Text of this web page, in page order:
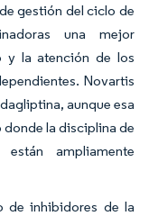
gestión del ciclo de
una mejor
y la atención de los
Novartis
aunque esa
la disciplina de
ampliamente
de inhibidores de la